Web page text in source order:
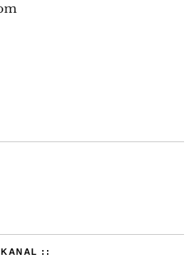
KANAL ::